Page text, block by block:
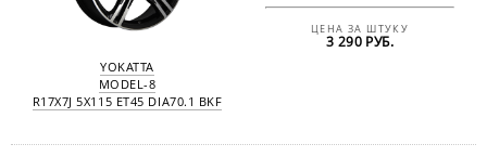
YOKATTA
MODEL-8
R17X7J 5X115 ET45 DIA70.1 BKF
ЦЕНА ЗА ШТУКУ
3 290 РУБ.